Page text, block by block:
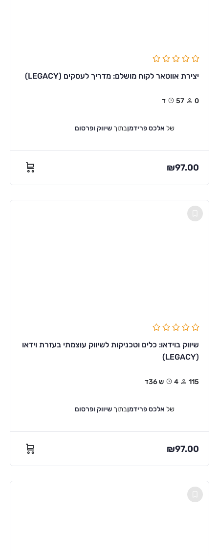
יצירת אווטאר לקוח מושלם: מדריך לעסקים (LEGACY)
0 57ד
של אלכס פרידמןבתוך שיווק ופרסום
₪97.00
שיווק בוידאו: כלים וטכניקות לשיווק עוצמתי בעזרת וידאו
(LEGACY)
115 4ש 36ד
של אלכס פרידמןבתוך שיווק ופרסום
₪97.00